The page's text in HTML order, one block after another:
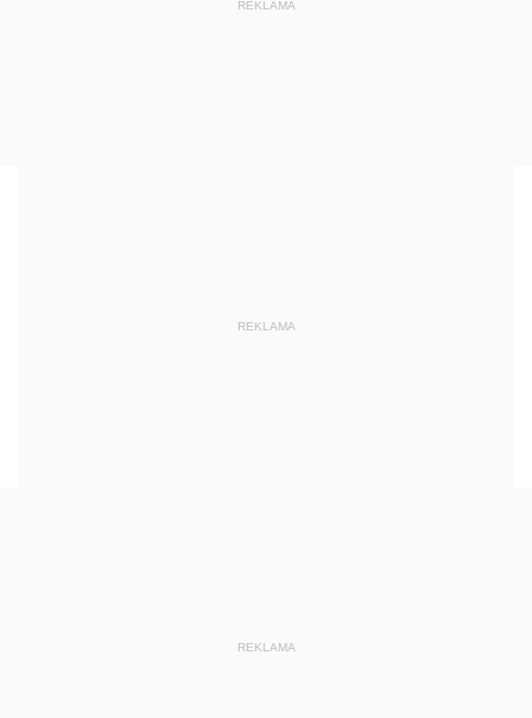
REKLAMA
REKLAMA
REKLAMA